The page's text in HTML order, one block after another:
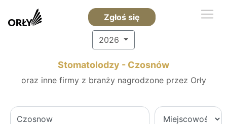
Zgłoś się
2026
Stomatolodzy - Czosnów
oraz inne firmy z branży nagrodzone przez Orły